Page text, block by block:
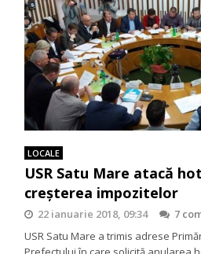
LOCALE
USR Satu Mare atacă
creşterea impozitelor
22 ianuarie 2018, 09:34
7
USR Satu Mare a trimis adrese